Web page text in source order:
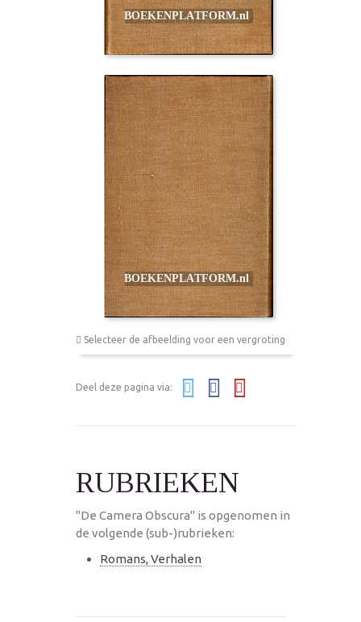
Selecteer de afbeelding voor een vergroting
Deel deze pagina via:
RUBRIEKEN
"De Camera Obscura" is opgenomen in
de volgende (sub-)rubrieken:
Romans, Verhalen